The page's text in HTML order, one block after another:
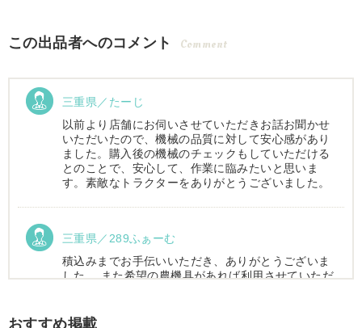
この出品者へのコメント Comment
三重県／たーじ
以前より店舗にお伺いさせていただきお話お聞かせ
いただいたので、機械の品質に対して安心感があり
ました。購入後の機械のチェックもしていただける
とのことで、安心して、作業に臨みたいと思いま
す。素敵なトラクターをありがとうございました。
三重県／289ふぁーむ
積込みまでお手伝いいただき、ありがとうございま
した。 また希望の農機具があれば利用させていただ
おすすめ掲載